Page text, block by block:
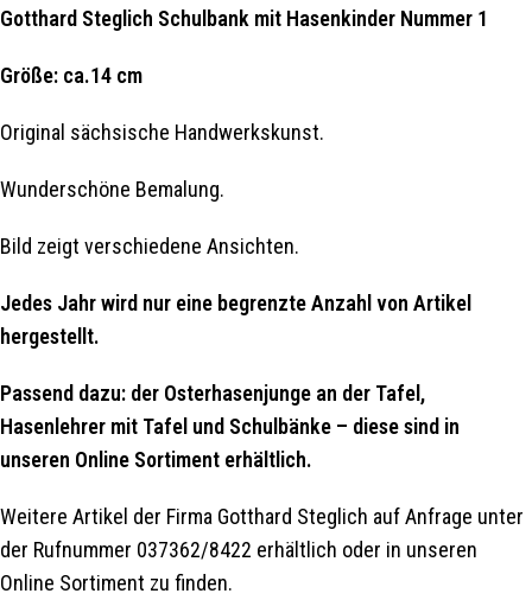
Gotthard Steglich Schulbank mit Hasenkinder Nummer 1
Größe: ca.14 cm
Original sächsische Handwerkskunst.
Wunderschöne Bemalung.
Bild zeigt verschiedene Ansichten.
Jedes Jahr wird nur eine begrenzte Anzahl von Artikel
hergestellt.
Passend dazu: der Osterhasenjunge an der Tafel,
Hasenlehrer mit Tafel und Schulbänke – diese sind in
unseren Online Sortiment erhältlich.
Weitere Artikel der Firma Gotthard Steglich auf Anfrage unter
der Rufnummer 037362/8422 erhältlich oder in unseren
Online Sortiment zu finden.